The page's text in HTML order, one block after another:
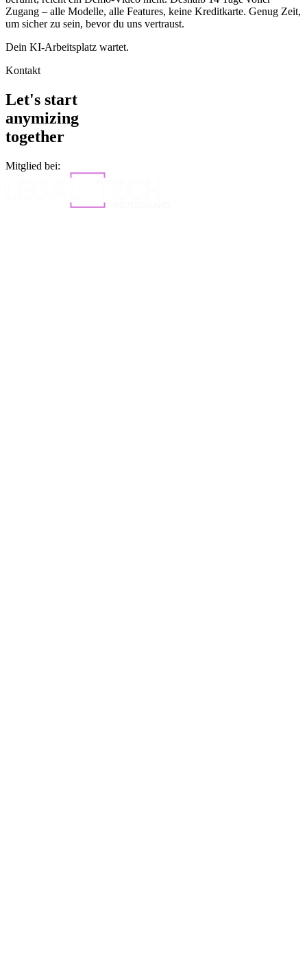
Zugang – alle Modelle, alle Features, keine Kreditkarte. Genug Zeit,
um sicher zu sein, bevor du uns vertraust.
Dein KI-Arbeitsplatz wartet.
Kontakt
Let's start
anymizing
together
Mitglied bei: